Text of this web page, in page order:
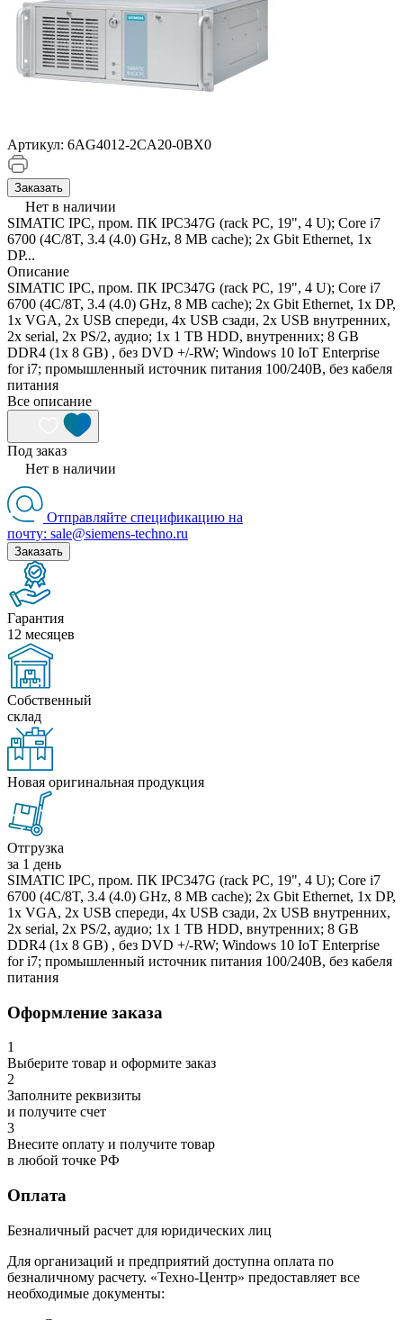
Артикул: 6AG4012-2CA20-0BX0
Заказать
Нет в наличии
SIMATIC IPC, пром. ПК IPC347G (rack PC, 19", 4 U); Core i7
6700 (4C/8T, 3.4 (4.0) GHz, 8 MB cache); 2x Gbit Ethernet, 1x
DP...
Описание
SIMATIC IPC, пром. ПК IPC347G (rack PC, 19", 4 U); Core i7
6700 (4C/8T, 3.4 (4.0) GHz, 8 MB cache); 2x Gbit Ethernet, 1x DP,
1x VGA, 2x USB спереди, 4x USB сзади, 2x USB внутренних,
2x serial, 2x PS/2, аудио; 1x 1 TB HDD, внутренних; 8 GB
DDR4 (1x 8 GB) , без DVD +/-RW; Windows 10 IoT Enterprise
for i7; промышленный источник питания 100/240В, без кабеля
питания
Все описание
Под заказ
Нет в наличии
Отправляйте спецификацию на
почту: sale@siemens-techno.ru
Заказать
Гарантия
12 месяцев
Собственный
склад
Новая оригинальная продукция
Отгрузка
за 1 день
SIMATIC IPC, пром. ПК IPC347G (rack PC, 19", 4 U); Core i7
6700 (4C/8T, 3.4 (4.0) GHz, 8 MB cache); 2x Gbit Ethernet, 1x DP,
1x VGA, 2x USB спереди, 4x USB сзади, 2x USB внутренних,
2x serial, 2x PS/2, аудио; 1x 1 TB HDD, внутренних; 8 GB
DDR4 (1x 8 GB) , без DVD +/-RW; Windows 10 IoT Enterprise
for i7; промышленный источник питания 100/240В, без кабеля
питания
Оформление заказа
1
Выберите товар и оформите заказ
2
Заполните реквизиты
и получите счет
3
Внесите оплату и получите товар
в любой точке РФ
Оплата
Безналичный расчет для юридических лиц
Для организаций и предприятий доступна оплата по
безналичному расчету. «Техно-Центр» предоставляет все
необходимые документы: